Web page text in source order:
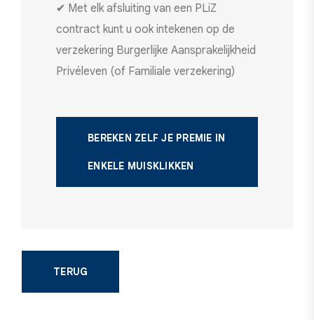
✔ Met elk afsluiting van een PLiZ
contract kunt u ook intekenen op de
verzekering Burgerlijke Aansprakelijkheid
Privéleven (of Familiale verzekering)
BEREKEN ZELF JE PREMIE IN
ENKELE MUISKLIKKEN
TERUG